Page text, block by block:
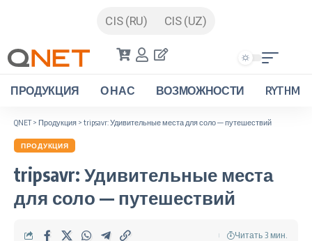
CIS (RU) CIS (UZ)
ПРОДУКЦИЯ О НАС ВОЗМОЖНОСТИ RYTHM
QNET> Продукция > tripsavr: Удивительные места для соло — путешествий
ПРОДУКЦИЯ
tripsavr: Удивительные места
для соло — путешествий
Читать 3 мин.